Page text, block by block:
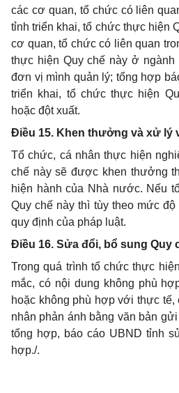
các cơ quan, tổ chức có liên
tỉnh triển khai, tổ chức thực hiện
cơ quan, tổ chứccó liên quan
thực hiện Quy chế này ở
đơn vị mình quản lý; tổng hợp
triển khai, tổ chức thực hiện
hoặc đột xuất.
Điều 15. Khen thưởng và xử lý
Tổ chức, cá nhân thực hiện
chế này sẽ được khen thưởng
hiện hành của Nhà nước. Nếu
Quy chế này thì tùy theo mức
quy định của pháp luật.
Điều 16. Sửa đổi, bổ sung Quy
Trong quá trình tổ chức thực
mắc, có nội dung không phù
hoặc không phù hợpvới thực tế,
nhân phản ánh bằng văn bản
tổng hợp, báo cáo UBND tỉnh
hợp./.